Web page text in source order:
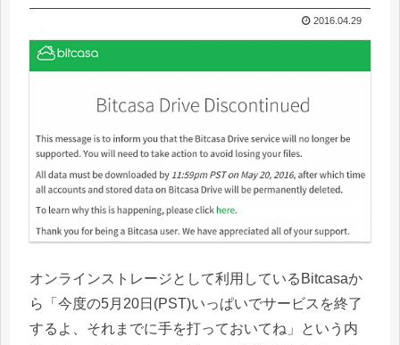
2016.04.29
オンラインストレージとして利用しているBitcasaか
ら「今度の5月20日(PST)いっぱいでサービスを終了
するよ、それまでに手を打っておいてね」という内